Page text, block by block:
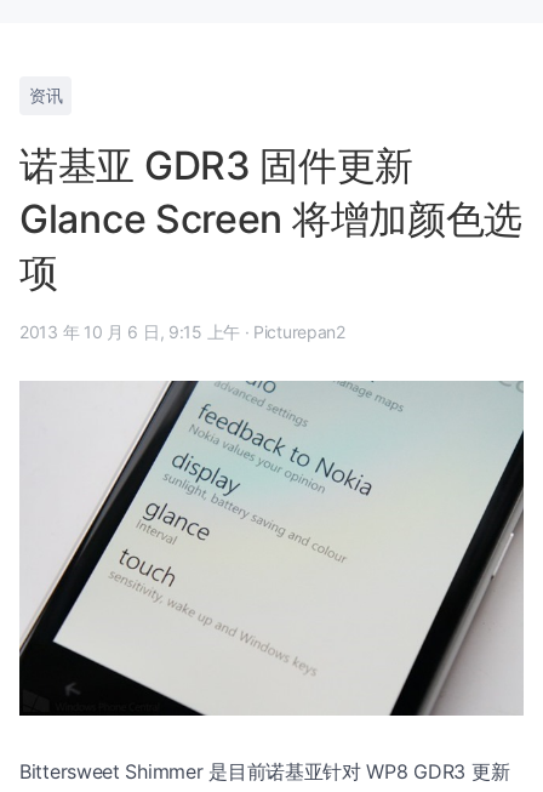
资讯
诺基亚 GDR3 固件更新
Glance Screen 将增加颜色选
项
2013 年 10 月 6 日, 9:15 上午 · Picturepan2
Bittersweet Shimmer 是目前诺基亚针对 WP8 GDR3 更新